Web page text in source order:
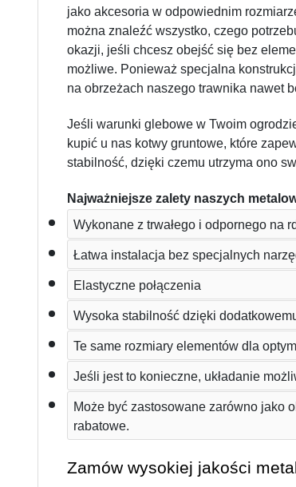
jako akcesoria w odpowiednim
można znaleźć wszystko, czego
okazji, jeśli chcesz obejść się bez
możliwe. Ponieważ specjalna
na obrzeżach naszego trawnika nawet
Jeśli warunki glebowe w Twoim
kupić u nas kotwy gruntowe, które
stabilność, dzięki czemu utrzyma ono
Najważniejsze zalety naszych
Wykonane z trwałego i odpornego na
Łatwa instalacja bez specjalnych
Elastyczne połączenia
Wysoka stabilność dzięki
Te same rozmiary elementów dla
Jeśli jest to konieczne, układanie
Może być zastosowane zarówno jako
rabatowe.
Zamów wysokiej jakości